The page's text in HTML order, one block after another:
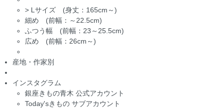
> Lサイズ (身丈：165cm～)
細め (前幅：～22.5cm)
ふつう幅 (前幅：23～25.5cm)
広め (前幅：26cm～)
産地・作家別
インスタグラム
銀座きもの青木 公式アカウント
Today'sきもの サブアカウント